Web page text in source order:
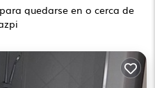
quedarse en o cerca de